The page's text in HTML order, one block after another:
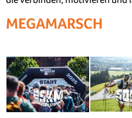
MEGAMARSCH